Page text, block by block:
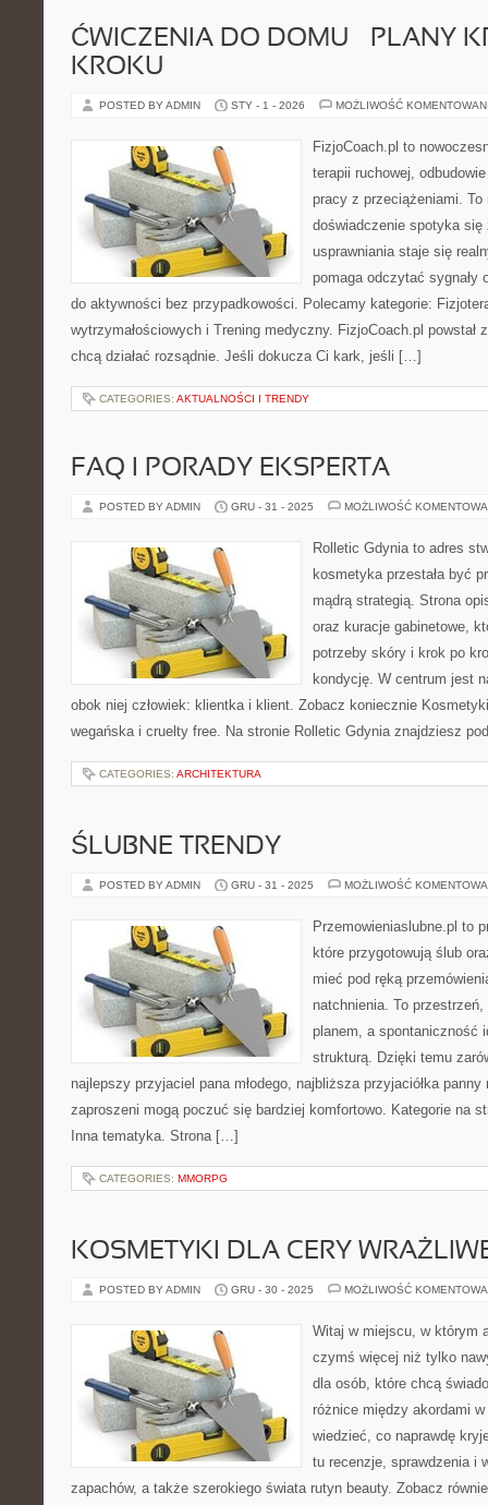
ĆWICZENIA DO DOMU – PLANY
KROKU
POSTED BY ADMIN STY - 1 - 2026 MOŻLIWOŚĆ
FizjoCoach.pl to
terapii ruchowej,
pracy z przeciążeniami.
doświadczenie spotyka
usprawniania staje się
pomaga odczytać sygnały
do aktywności bez przypadkowości. Polecamy kategorie:
wytrzymałościowych i Trening medyczny. FizjoCoach.pl powstał
chcą działać rozsądnie. Jeśli dokucza Ci kark, jeśli […]
CATEGORIES: AKTUALNOŚCI I TRENDY
FAQ I PORADY EKSPERTA
POSTED BY ADMIN GRU - 31 - 2025 MOŻLIWOŚĆ
Rolletic Gdynia to adres
kosmetyka przestała być
mądrą strategią. Strona
oraz kuracje gabinetowe,
potrzeby skóry i krok po
kondycję. W centrum jest
obok niej człowiek: klientka i klient. Zobacz koniecznie
wegańska i cruelty free. Na stronie Rolletic Gdynia znajdziesz
CATEGORIES: ARCHITEKTURA
ŚLUBNE TRENDY
POSTED BY ADMIN GRU - 31 - 2025 MOŻLIWOŚĆ
Przemowieniaslubne.pl to
które przygotowują ślub
mieć pod ręką
natchnienia. To
planem, a spontaniczność
strukturą. Dzięki temu
najlepszy przyjaciel pana młodego, najbliższa przyjaciółka panny
zaproszeni mogą poczuć się bardziej komfortowo. Kategorie na
Inna tematyka. Strona […]
CATEGORIES: MMORPG
KOSMETYKI DLA CERY
POSTED BY ADMIN GRU - 30 - 2025 MOŻLIWOŚĆ
Witaj w miejscu, w którym
czymś więcej niż tylko
dla osób, które chcą
różnice między akordami
wiedzieć, co naprawdę
tu recenzje, sprawdzenia i
zapachów, a także szerokiego świata rutyn beauty. Zobacz